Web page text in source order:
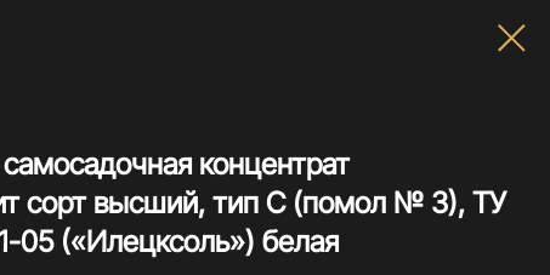
концентрат
сорт высший, тип С (помол № 3), ТУ
05 («Илецксоль») белая